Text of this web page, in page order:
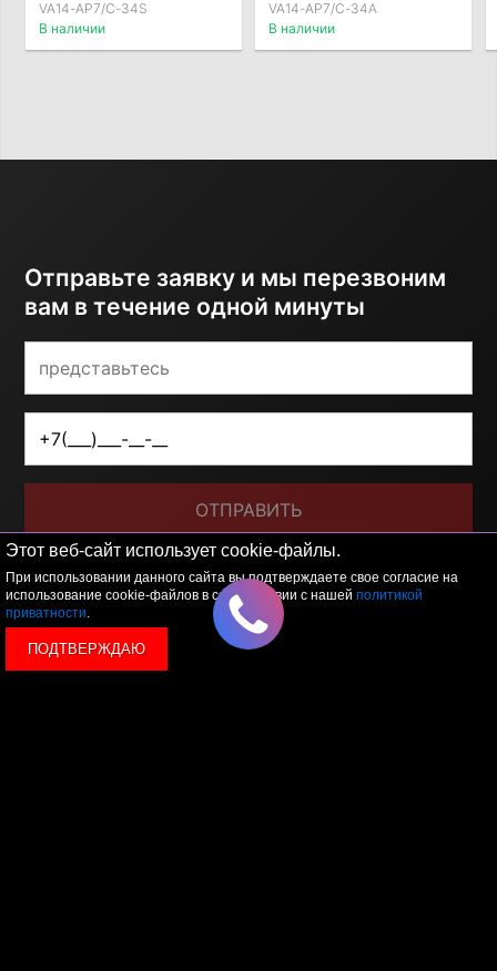
Этот веб-сайт использует cookie-файлы.
При использовании данного сайта вы подтверждаете свое согласие на
использование cookie-файлов в соответствии с нашей политикой
приватности.
ПОДТВЕРЖДАЮ
VA14-AP7/C-34S
В наличии
VA14-AP7/C-34A
В наличии
Отправьте заявку и мы перезвоним
вам в течение одной минуты
ОТПРАВИТЬ
Я принимаю условия политики обработки
персональных данных